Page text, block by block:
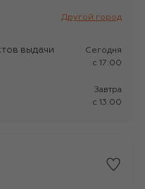
Другой город
выдачи
Сегодня
c 17:00
Завтра
c 13:00